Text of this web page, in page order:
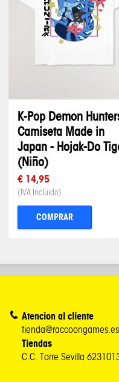
K-Pop Demon
Camiseta Made in
Japan - Hojak-Do
(Niño)
€ 14,95
(IVA Incluido)
COMPRAR
Atencion al cliente
tienda@raccoongames.es
Tiendas
C.C. Torre Sevilla